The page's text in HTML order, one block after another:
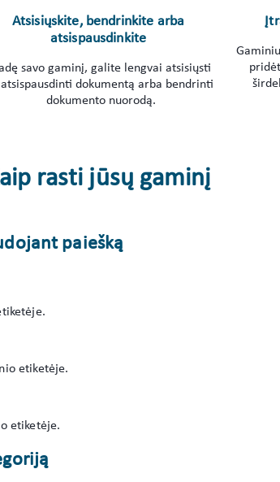
Atsisiųskite, bendrinkite arba
atsispausdinkite
savo gaminį, galite lengvai atsisiųsti
dokumentą arba bendrinti
dokumento nuorodą.
rasti jūsų gaminį
paiešką
etiketėje.
etiketėje.